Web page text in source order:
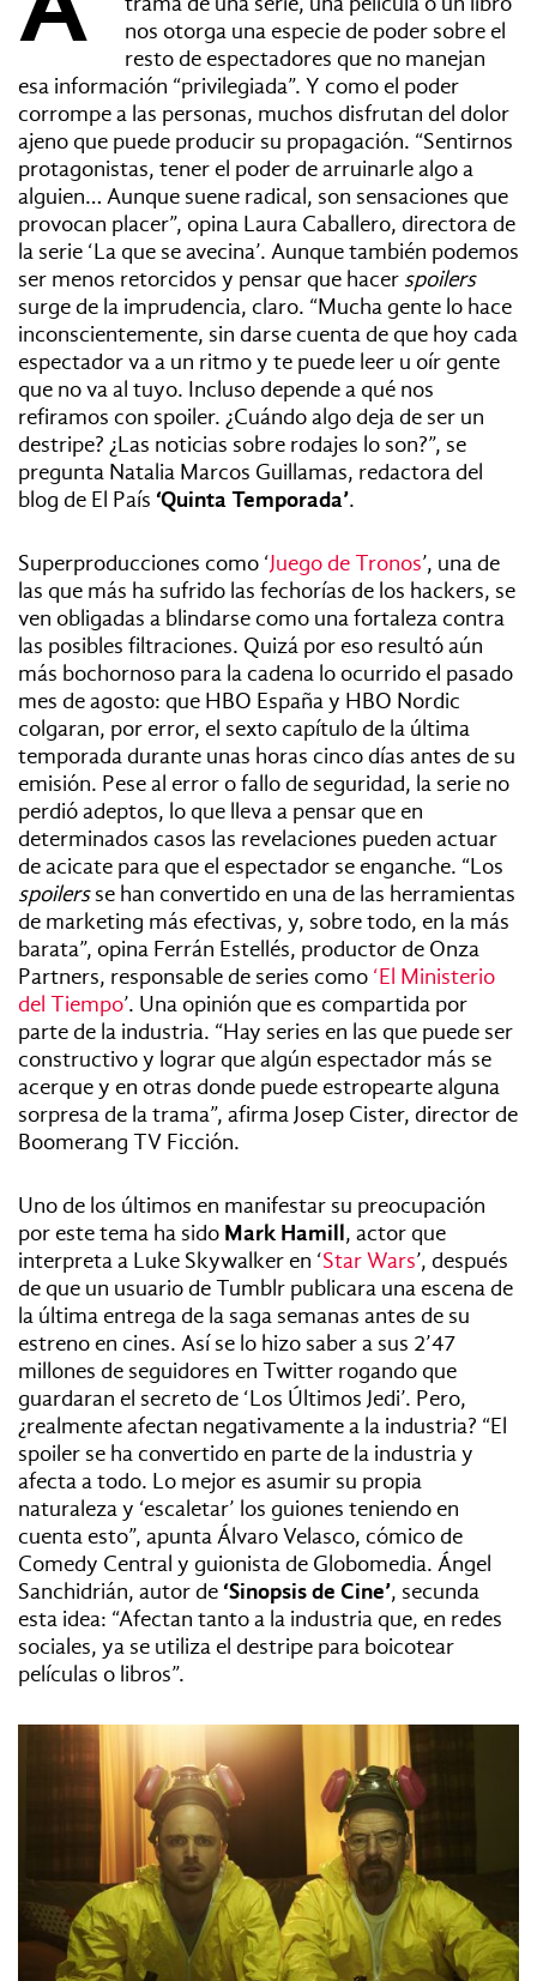
nos otorga una especie de poder sobre el
resto de espectadores que no manejan
esa información “privilegiada”. Y como el poder
corrompe a las personas, muchos disfrutan del dolor
ajeno que puede producir su propagación. “Sentirnos
protagonistas, tener el poder de arruinarle algo a
alguien… Aunque suene radical, son sensaciones que
provocan placer”, opina Laura Caballero, directora de
la serie ‘La que se avecina’. Aunque también podemos
ser menos retorcidos y pensar que hacer spoilers
surge de la imprudencia, claro. “Mucha gente lo hace
inconscientemente, sin darse cuenta de que hoy cada
espectador va a un ritmo y te puede leer u oír gente
que no va al tuyo. Incluso depende a qué nos
refiramos con spoiler. ¿Cuándo algo deja de ser un
destripe? ¿Las noticias sobre rodajes lo son?”, se
pregunta Natalia Marcos Guillamas, redactora del
blog de El País ‘Quinta Temporada’.
Superproducciones como ‘Juego de Tronos’, una de
las que más ha sufrido las fechorías de los hackers, se
ven obligadas a blindarse como una fortaleza contra
las posibles filtraciones. Quizá por eso resultó aún
más bochornoso para la cadena lo ocurrido el pasado
mes de agosto: que HBO España y HBO Nordic
colgaran, por error, el sexto capítulo de la última
temporada durante unas horas cinco días antes de su
emisión. Pese al error o fallo de seguridad, la serie no
perdió adeptos, lo que lleva a pensar que en
determinados casos las revelaciones pueden actuar
de acicate para que el espectador se enganche. “Los
spoilersse han convertido en una de las herramientas
de marketing más efectivas, y, sobre todo, en la más
barata”, opina Ferrán Estellés, productor de Onza
Partners, responsable de series como ‘El Ministerio
del Tiempo’. Una opinión que es compartida por
parte de la industria. “Hay series en las que puede ser
constructivo y lograr que algún espectador más se
acerque y en otras donde puede estropearte alguna
sorpresa de la trama”, afirma Josep Cister, director de
Boomerang TV Ficción.
Uno de los últimos en manifestar su preocupación
por este tema ha sido Mark Hamill, actor que
interpreta a Luke Skywalker en ‘Star Wars’, después
de que un usuario de Tumblr publicara una escena de
la última entrega de la saga semanas antes de su
estreno en cines. Así se lo hizo saber a sus 2’47
millones de seguidores en Twitter rogando que
guardaran el secreto de ‘Los Últimos Jedi’. Pero,
¿realmente afectan negativamente a la industria? “El
spoiler se ha convertido en parte de la industria y
afecta a todo. Lo mejor es asumir su propia
naturaleza y ‘escaletar’ los guiones teniendo en
cuenta esto”, apunta Álvaro Velasco, cómico de
Comedy Central y guionista de Globomedia. Ángel
Sanchidrián, autor de ‘Sinopsis de Cine’, secunda
esta idea: “Afectan tanto a la industria que, en redes
sociales, ya se utiliza el destripe para boicotear
películas o libros”.